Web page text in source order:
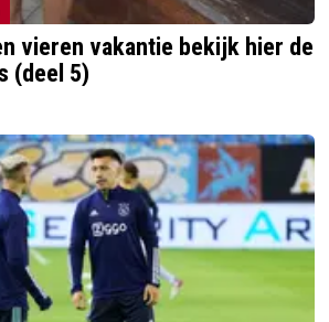
vieren vakantie bekijk hier de
(deel 5)